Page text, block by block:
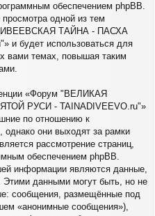
обеспечением phpBB.
одной из тем
ТАЙНА - ПАСХА
и будет использоваться для
вами темах, повышая таким
«Форум "ВЕЛИКАЯ
РУСИ - TAINADIVEEVO.ru"»
по отношению к
они выходят за рамки
рассмотрение страниц,
обеспечением phpBB.
информации являются данные,
данными могут быть, но не
сообщения, размещённые под
«анонимные сообщения»),